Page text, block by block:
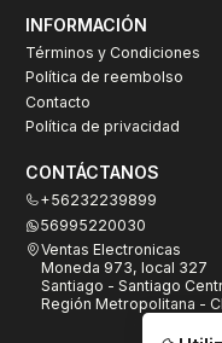
INFORMACIÓN
Términos y Condiciones
Política de reembolso
Contacto
Política de privacidad
CONTÁCTANOS
+56232239899
56995220030
Ventas Electronicas
Moneda 973, local 327
Santiago - Santiago
Región Metropolitana -